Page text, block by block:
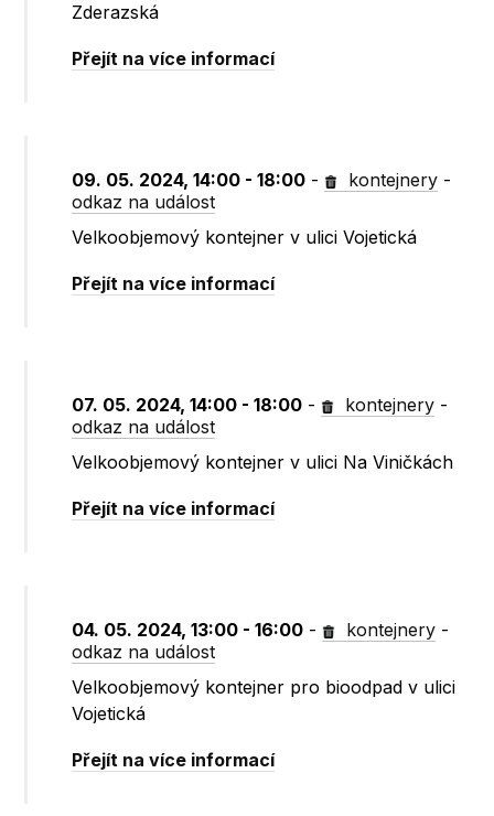
Zderazská
Přejít na více informací
09. 05. 2024, 14:00 - 18:00 - kontejnery -
odkaz na událost
Velkoobjemový kontejner v ulici Vojetická
Přejít na více informací
07. 05. 2024, 14:00 - 18:00 - kontejnery -
odkaz na událost
Velkoobjemový kontejner v ulici Na Viničkách
Přejít na více informací
04. 05. 2024, 13:00 - 16:00 - kontejnery -
odkaz na událost
Velkoobjemový kontejner pro bioodpad v ulici
Vojetická
Přejít na více informací